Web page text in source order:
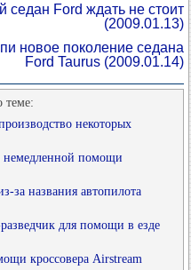
Ford ждать не стоит
(2009.01.13)
новое поколение седана
Ford Taurus (2009.01.14)
теме:
некоторых
немедленной помощи
за названия автопилота
для помощи в езде
кроссовера Airstream